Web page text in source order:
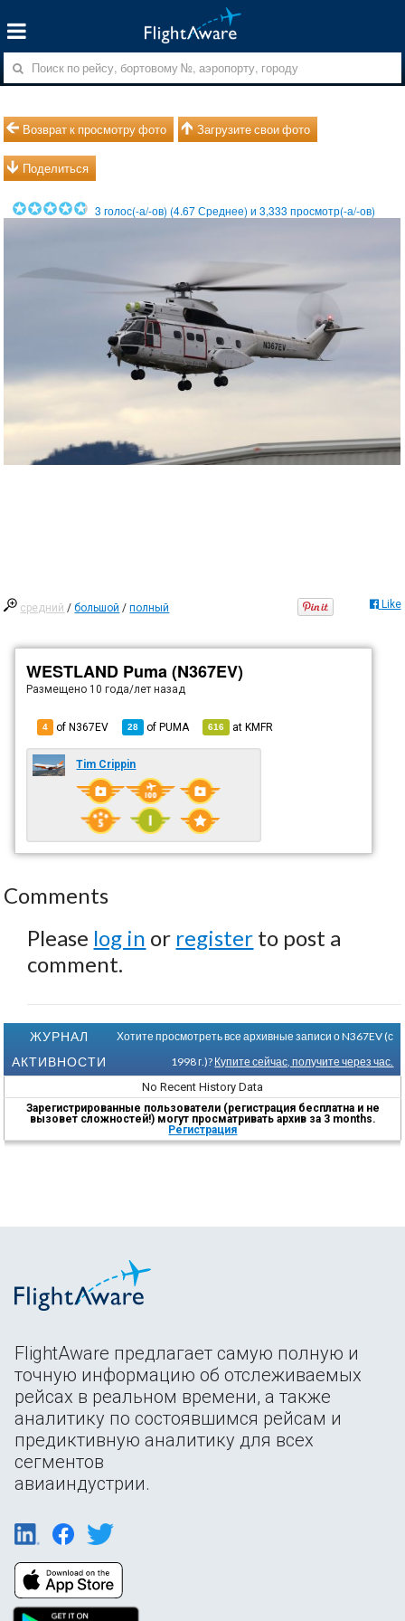
Возврат к просмотру фото Загрузите свои фото
Поделиться
3 голос(-а/-ов) (4.67Среднее) и3,333 просмотр(-а/-ов)
средний /большой /полный Like
WESTLAND Puma (N367EV)
Размещено 10 года/лет назад
4 of N367EV 28 ofPUMA 616 atKMFR
Tim Crippin
Comments
Please log in or register to post a
comment.
ЖУРНАЛ
АКТИВНОСТИ
Хотите просмотреть все архивные записи о N367EV (с
1998 г.)? Купите сейчас, получите через час.
No Recent History Data
Зарегистрированные пользователи (регистрация бесплатна и не
вызовет сложностей!) могут просматривать архив за 3 months.
Регистрация
FlightAware предлагает самую полную и
точную информацию об отслеживаемых
рейсах в реальном времени, а также
аналитику по состоявшимся рейсам и
предиктивную аналитику для всех
сегментов
авиаиндустрии.